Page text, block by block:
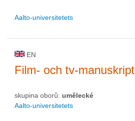
Aalto-universitetets
EN
Film- och tv-manuskript
skupina oborů: umělecké
Aalto-universitetets